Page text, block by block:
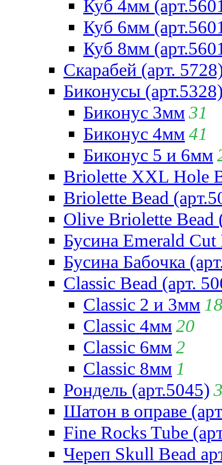
Куб 4мм
Куб 6мм
Куб 8мм
Скарабей (арт.
Биконусы
Биконус 3мм31
Биконус 4мм41
Биконус 5 и 6мм
Briolette XXL Hole
Briolette Bead
Olive Briolette Bead
Бусина Emerald Cut
Бусина Бабочка
Classic Bead (арт.
Classic 2 и 3мм
Classic 4мм20
Classic 6мм2
Classic 8мм 1
Рондель (арт.5045)
Шатон в оправе
Fine Rocks Tube
Череп Skull Bead